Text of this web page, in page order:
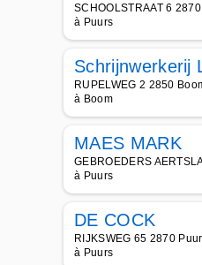
SCHOOLSTRAAT 6
à Puurs
Schrijnwerkerij
RUPELWEG 2 2850
à Boom
MAES MARK
GEBROEDERS
à Puurs
DE COCK
RIJKSWEG 65 2870
à Puurs